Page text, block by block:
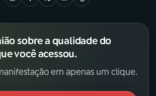
sobre a qualidade do
você acessou.
em apenas um clique.